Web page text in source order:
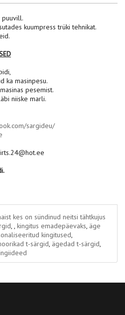
puuvill.
kuumpress trüki tehnikat.
ka masinpesu.
pesemist.
niiske marli.
sargideu/
kes on sündinud neitsi tähtkujus
, , kingitus emadepäevaks, äge
kingitused,
t-särgid, ägedad t-särgid,